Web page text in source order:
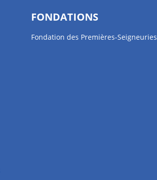
FONDATIONS
Fondation des Premières-Seigneuries